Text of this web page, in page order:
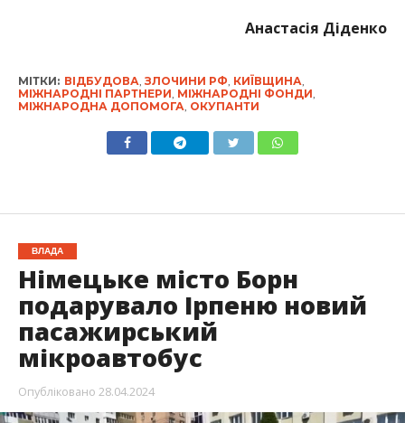
Анастасія Діденко
МІТКИ: ВІДБУДОВА, ЗЛОЧИНИ РФ, КИЇВЩИНА,
МІЖНАРОДНІ ПАРТНЕРИ, МІЖНАРОДНІ ФОНДИ,
МІЖНАРОДНА ДОПОМОГА, ОКУПАНТИ
ВЛАДА
Німецьке місто Борн
подарувало Ірпеню новий
пасажирський
мікроавтобус
Опубліковано 28.04.2024